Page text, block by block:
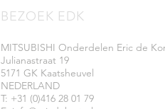
BEZOEK EDK
MITSUBISHI Onderdelen Eric de
Julianastraat 19
5171 GK Kaatsheuvel
NEDERLAND
T: +31 (0)416 28 01 79